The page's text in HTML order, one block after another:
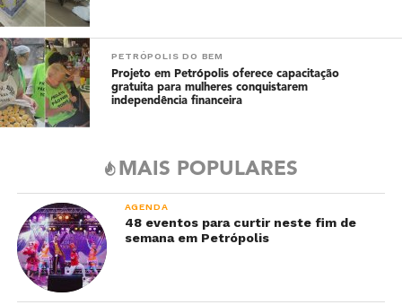
PETRÓPOLIS DO BEM
Projeto em Petrópolis oferece capacitação
gratuita para mulheres conquistarem
independência financeira
MAIS POPULARES
AGENDA
48 eventos para curtir neste fim de
semana em Petrópolis